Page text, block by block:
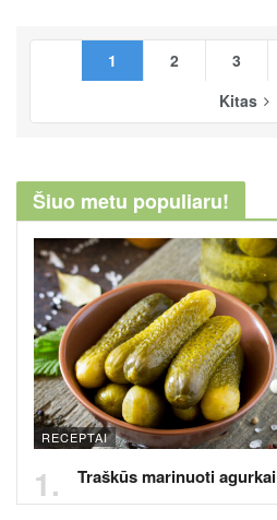
1 2 3
Kitas
Šiuo metu populiaru!
RECEPTAI
Traškūs marinuoti